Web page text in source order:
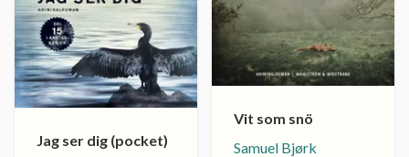
Jag ser dig (pocket)
Vit som snö
Samuel Bjørk